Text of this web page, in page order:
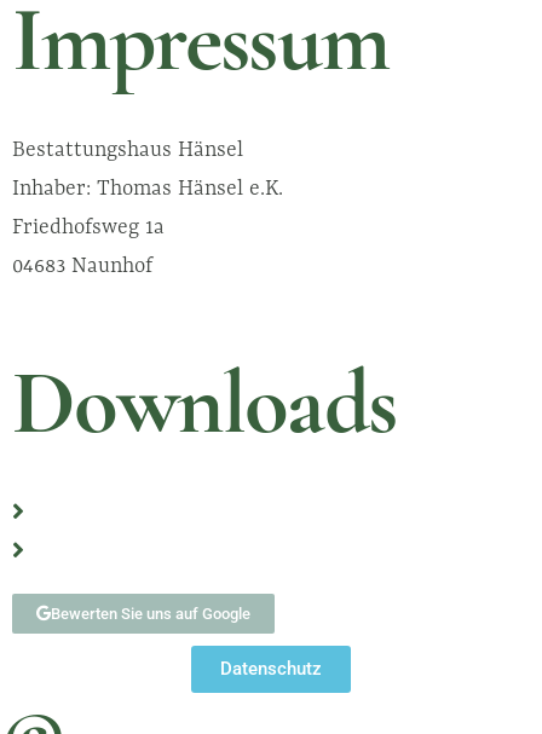
Impressum
Bestattungshaus Hänsel
Inhaber: Thomas Hänsel e.K.
Friedhofsweg 1a
04683 Naunhof
Downloads
Bewerten Sie uns auf Google
Datenschutz